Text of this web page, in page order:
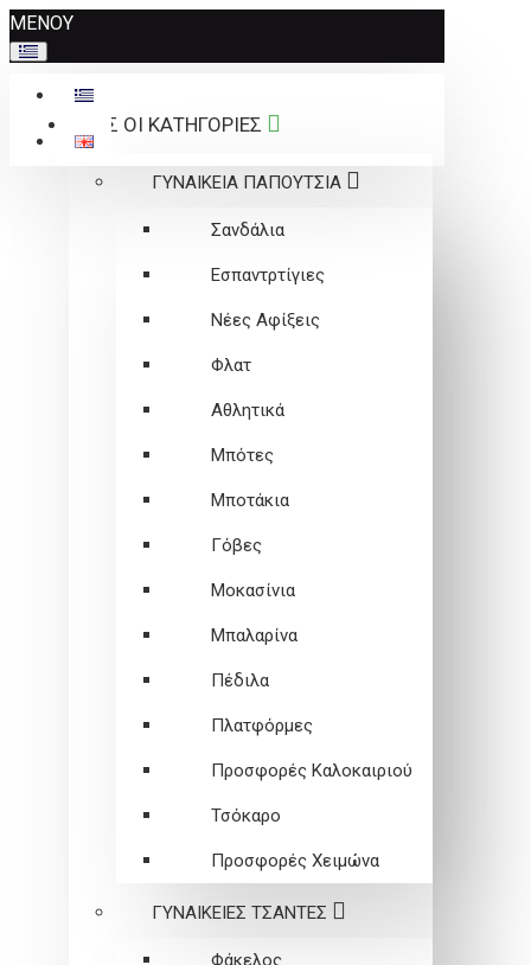
Σημείωση:
Αυτός
ο
ιστότοπος
περιλαμβάνει
ΜΕΝΟΥ
ΟΛΕΣ ΟΙ ΚΑΤΗΓΟΡΙΕΣ
ΓΥΝΑΙΚΕΙΑ ΠΑΠΟΥΤΣΙΑ
Σανδάλια
Εσπαντρτίγιες
Νέες Αφίξεις
Φλατ
Αθλητικά
Μπότες
Μποτάκια
Γόβες
Μοκασίνια
Μπαλαρίνα
Πέδιλα
Πλατφόρμες
Προσφορές Καλοκαιριού
Τσόκαρο
Προσφορές Χειμώνα
ΓΥΝΑΙΚΕΙEΣ ΤΣΑΝΤΕΣ
Φάκελος